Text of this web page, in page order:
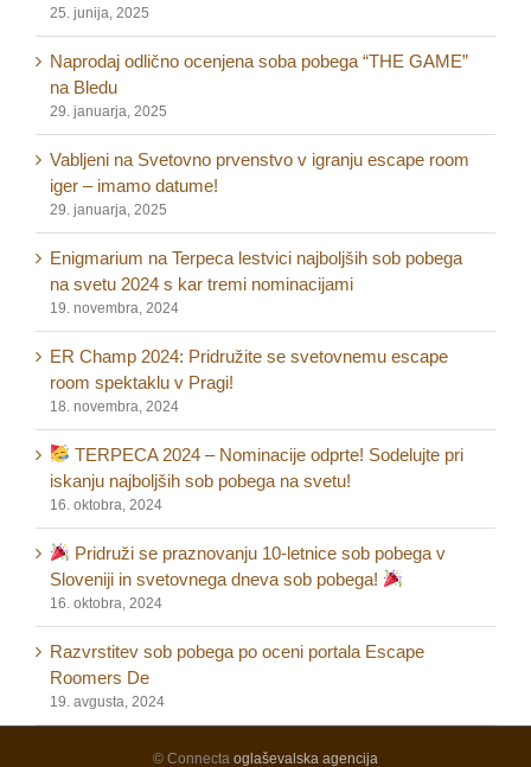
25. junija, 2025
Naprodaj odlično ocenjena soba pobega “THE GAME”
na Bledu
29. januarja, 2025
Vabljeni na Svetovno prvenstvo v igranju escape room
iger – imamo datume!
29. januarja, 2025
Enigmarium na Terpeca lestvici najboljših sob pobega
na svetu 2024 s kar tremi nominacijami
19. novembra, 2024
ER Champ 2024: Pridružite se svetovnemu escape
room spektaklu v Pragi!
18. novembra, 2024
TERPECA 2024 – Nominacije odprte! Sodelujte pri
iskanju najboljših sob pobega na svetu!
16. oktobra, 2024
Pridruži se praznovanju 10-letnice sob pobega v
Sloveniji in svetovnega dneva sob pobega!
16. oktobra, 2024
Razvrstitev sob pobega po oceni portala Escape
Roomers De
19. avgusta, 2024
© Connecta oglaševalska agencija